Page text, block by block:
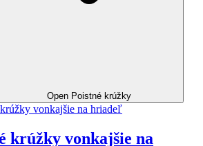
Open Poistné krúžky
krúžky vonkajšie na